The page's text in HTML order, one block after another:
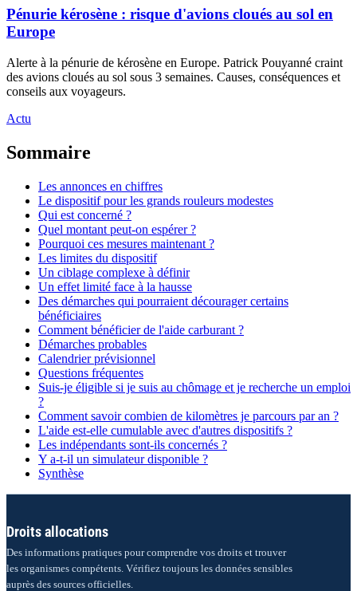
Pénurie kérosène : risque d'avions cloués au sol en
Europe
Alerte à la pénurie de kérosène en Europe. Patrick Pouyanné craint
des avions cloués au sol sous 3 semaines. Causes, conséquences et
conseils aux voyageurs.
Actu
Sommaire
Les annonces en chiffres
Le dispositif pour les grands rouleurs modestes
Qui est concerné ?
Quel montant peut-on espérer ?
Pourquoi ces mesures maintenant ?
Les limites du dispositif
Un ciblage complexe à définir
Un effet limité face à la hausse
Des démarches qui pourraient décourager certains
bénéficiaires
Comment bénéficier de l'aide carburant ?
Démarches probables
Calendrier prévisionnel
Questions fréquentes
Suis-je éligible si je suis au chômage et je recherche un emploi
?
Comment savoir combien de kilomètres je parcours par an ?
L'aide est-elle cumulable avec d'autres dispositifs ?
Les indépendants sont-ils concernés ?
Y a-t-il un simulateur disponible ?
Synthèse
Droits allocations
Des informations pratiques pour comprendre vos droits et trouver
les organismes compétents. Vérifiez toujours les données sensibles
auprès des sources officielles.